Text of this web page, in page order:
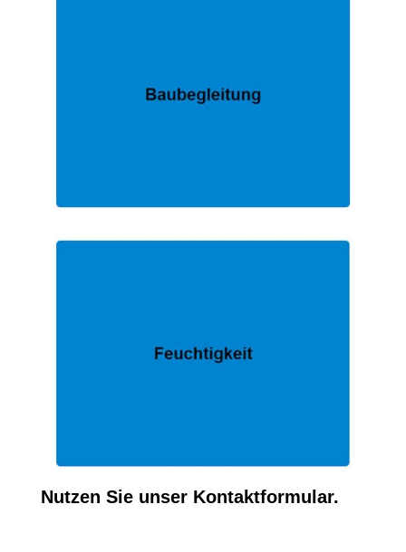
Nutzen Sie unser Kontaktformular.